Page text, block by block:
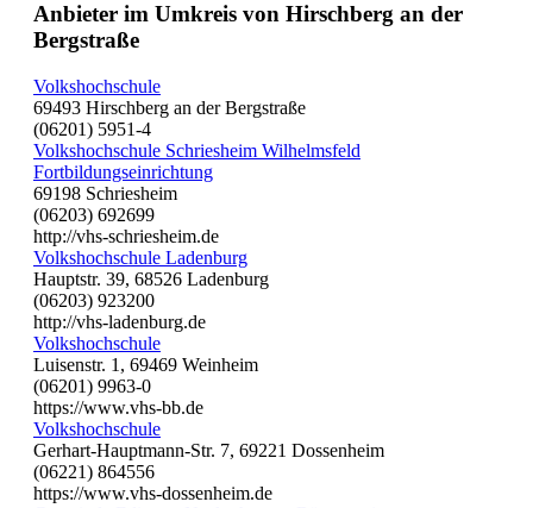
Anbieter im Umkreis von Hirschberg an der
Bergstraße
Volkshochschule
69493 Hirschberg an der Bergstraße
(06201) 5951-4
Volkshochschule Schriesheim Wilhelmsfeld
Fortbildungseinrichtung
69198 Schriesheim
(06203) 692699
http://vhs-schriesheim.de
Volkshochschule Ladenburg
Hauptstr. 39, 68526 Ladenburg
(06203) 923200
http://vhs-ladenburg.de
Volkshochschule
Luisenstr. 1, 69469 Weinheim
(06201) 9963-0
https://www.vhs-bb.de
Volkshochschule
Gerhart-Hauptmann-Str. 7, 69221 Dossenheim
(06221) 864556
https://www.vhs-dossenheim.de